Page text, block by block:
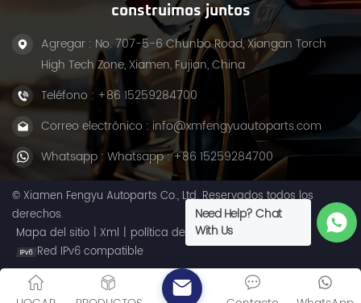
construimos juntos
Agregar : No. 707-5-6 Chunbo Road, Xiangan Torch
High Tech Zone, Xiamen, Fujian, China
Teléfono : +86 15259284700
Correo electrónico : info@xmfengyuautoparts.com
Whatsapp : Whatsapp : +86 15259284700
© Xiamen Fengyu Autoparts Co., Ltd. Reservados todos los
derechos.
Mapa del sitio | Xml | política de privacidad
Red IPv6 compatible
Need Help? Chat
With Us